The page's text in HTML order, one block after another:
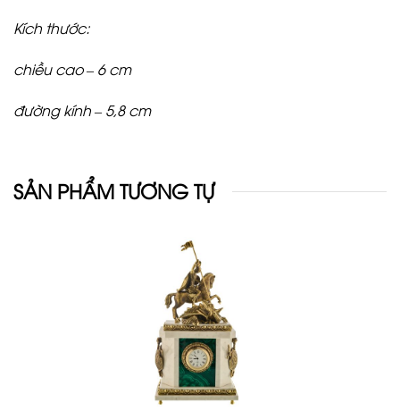
Kích thước:
chiều cao – 6 cm
đường kính – 5,8 cm
SẢN PHẨM TƯƠNG TỰ